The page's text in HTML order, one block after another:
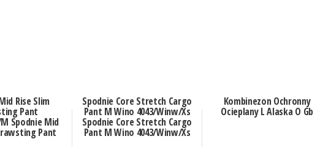
Rise Slim
Pant
Spodnie Mid
Pant
Spodnie Core Stretch Cargo
Pant M Wino 4043/Winw/Xs
Spodnie Core Stretch Cargo
Pant M Wino 4043/Winw/Xs
Kombinezon Ochronny
Ocieplany L Alaska O Gb